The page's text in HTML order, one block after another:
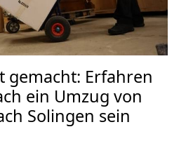
gemacht: Erfahren
ein Umzug von
Solingen sein